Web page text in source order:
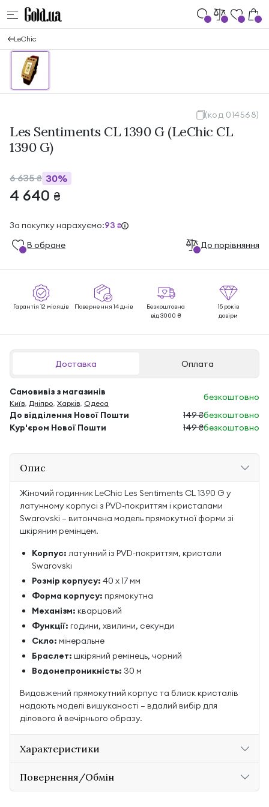
LeChic
(код 014568)
Les Sentiments CL 1390 G (LeChic CL
1390 G)
6 635₴ 30%
4 640 ₴
За покупку нарахуємо:93 ₴
В обране До порівняння
Гарантія 12 місяців Повернення 14 днів
Безкоштовна
від 3000 ₴
15 років
довіри
Доставка Оплата
Самовивіз з магазинів
Київ, Дніпро, Харків, Одеса
безкоштовно
До відділення Нової Пошти
149 ₴безкоштовно
Кур'єром Нової Пошти
149 ₴безкоштовно
Опис
Жіночий годинник LeChic Les Sentiments CL 1390 G у
латунному корпусі з PVD-покриттям і кристалами
Swarovski — витончена модель прямокутної форми зі
шкіряним ремінцем.
Корпус: латунний із PVD-покриттям, кристали
Swarovski
Розмір корпусу: 40 х 17 мм
Форма корпусу: прямокутна
Механізм: кварцовий
Функції: години, хвилини, секунди
Скло: мінеральне
Браслет: шкіряний ремінець, чорний
Водонепроникність: 30 м
Видовжений прямокутний корпус та блиск кристалів
надають моделі вишуканості — вдалий вибір для
ділового й вечірнього образу.
Характеристики
Повернення/Обмін